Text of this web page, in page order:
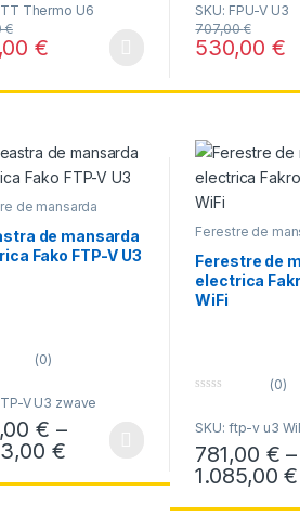
Thermo U6
€
€
produs are mai multe variații. Opțiunile
u
t
o
f
SKU: FPU-V U3
530,00 €
707,00€
Acest produs
de mansarda
de mansarda
Fako FTP-V U3
(0)
V U3 zwave
€ –
€Interval de prețuri:
are mai multe variații. Opțiunile
Ferestre de
case inteligente
Ferestre de
electrica
WiFi
u
o
f
5
(0)
SKU: ftp-v u3
781,00 € –
1.085,00€
Acest produs